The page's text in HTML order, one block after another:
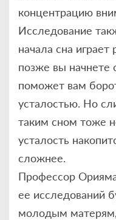
концентрацию
Исследование
начала сна
позже вы начнете
поможет вам
усталостью. Но
таким сном тоже
усталость
сложнее.
Профессор Орияма
ее исследований
молодым